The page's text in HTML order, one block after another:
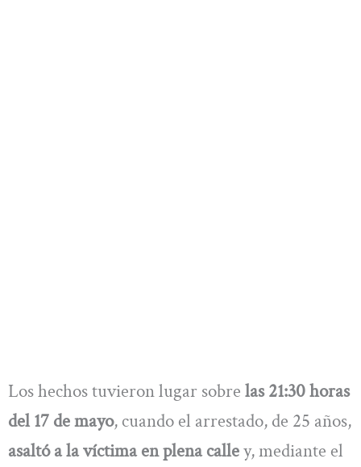
Los hechos tuvieron lugar sobre las 21:30 horas
del 17 de mayo, cuando el arrestado, de 25 años,
asaltó a la víctima en plena calley, mediante el